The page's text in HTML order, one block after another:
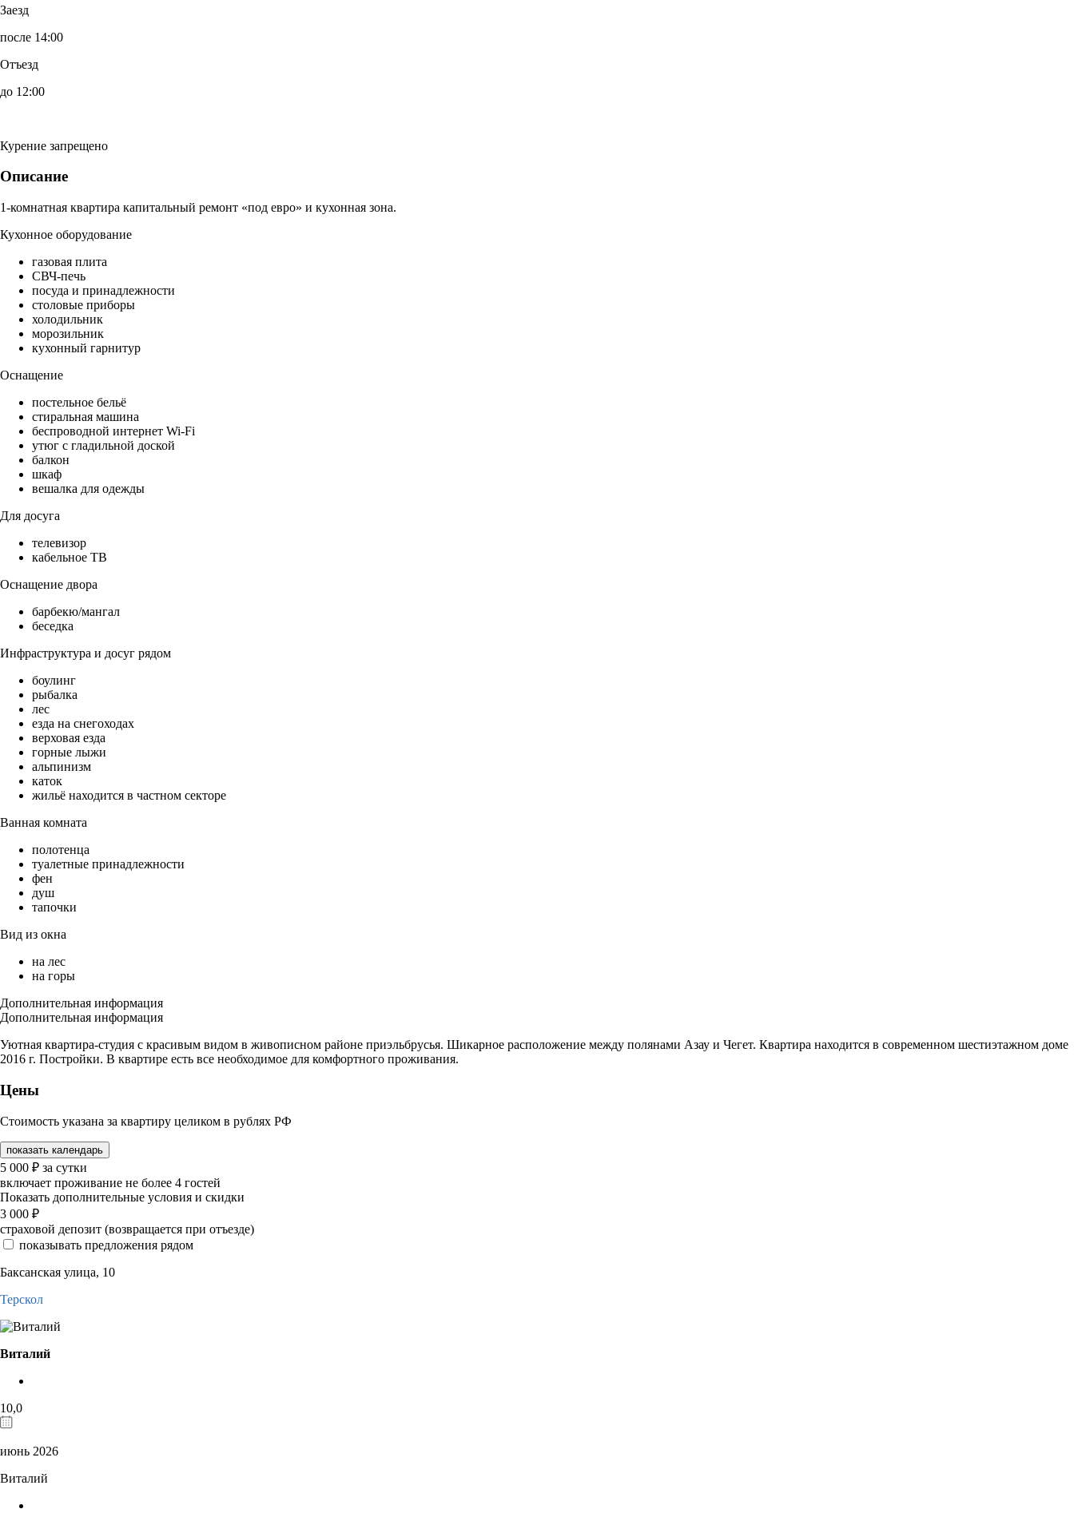
Заезд
после 14:00
Отъезд
до 12:00
Курение запрещено
Описание
1-комнатная квартира капитальный ремонт «под евро» и кухонная зона.
Кухонное оборудование
газовая плита
СВЧ-печь
посуда и принадлежности
столовые приборы
холодильник
морозильник
кухонный гарнитур
Оснащение
постельное бельё
стиральная машина
беспроводной интернет Wi-Fi
утюг с гладильной доской
балкон
шкаф
вешалка для одежды
Для досуга
телевизор
кабельное ТВ
Оснащение двора
барбекю/мангал
беседка
Инфраструктура и досуг рядом
боулинг
рыбалка
лес
езда на снегоходах
верховая езда
горные лыжи
альпинизм
каток
жильё находится в частном секторе
Ванная комната
полотенца
туалетные принадлежности
фен
душ
тапочки
Вид из окна
на лес
на горы
Дополнительная информация
Дополнительная информация
Уютная квартира-студия с красивым видом в живописном районе приэльбрусья. Шикарное расположение между полянами Азау и Чегет. Квартира находится в современном шестиэтажном доме
2016 г. Постройки. В квартире есть все необходимое для комфортного проживания.
Цены
Стоимость указана за квартиру целиком в рублях РФ
показать календарь
5 000 ₽ за сутки
включает проживание не более 4 гостей
Показать дополнительные условия и скидки
3 000 ₽
страховой депозит (возвращается при отъезде)
показывать предложения рядом
Баксанская улица, 10
Терскол
Виталий
10,0
июнь 2026
Виталий